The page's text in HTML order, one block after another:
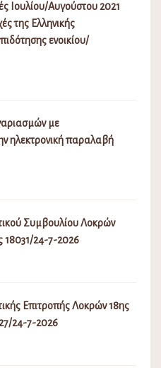
Ιουλίου/Αυγούστου 2021
της Ελληνικής
ενοικίου/
με
ηλεκτρονική παραλαβή
Συμβουλίου Λοκρών
18031/24-7-2026
Επιτροπής Λοκρών 18ης
24-7-2026